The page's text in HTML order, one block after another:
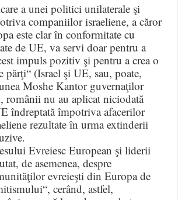
a unei politici unilaterale şi
companiilor israeliene, a căror
este clar în conformitate cu
de UE, va servi doar pentru a
impuls pozitiv şi pentru a crea o
părţi“ (Israel şi UE, sau, poate,
Moshe Kantor guvernaţilor
românii nu au aplicat niciodată
îndreptată împotriva afacerilor
rezultate în urma extinderii
Evreiesc European şi liderii
de asemenea, despre
evreieşti din Europa de
cerând, astfel,